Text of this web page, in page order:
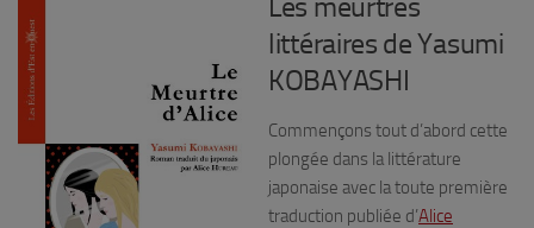
Les meurtres
littéraires de Yasumi
KOBAYASHI
Commençons tout d’abord cette
plongée dans la littérature
japonaise avec la toute première
traduction publiée d’Alice